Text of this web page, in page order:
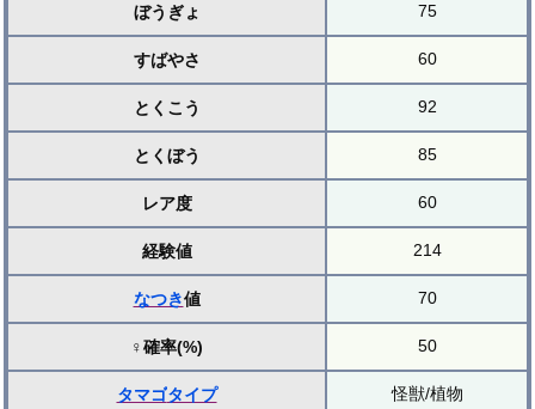
ぼうぎょ 75
すばやさ 60
とくこう 92
とくぼう 85
レア度 60
経験値 214
なつき値 70
♀確率(%) 50
タマゴタイプ 怪獣/植物